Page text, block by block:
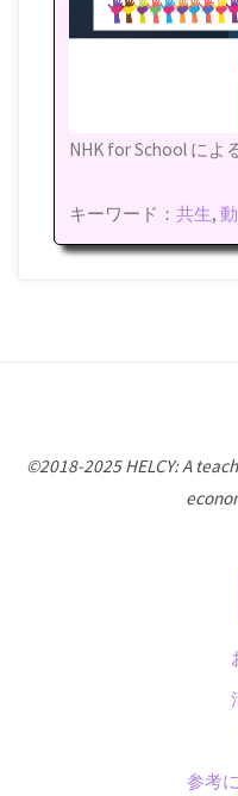
NHK for School によ
キーワード：共生,
©2018-2025 HELCY: A
参考